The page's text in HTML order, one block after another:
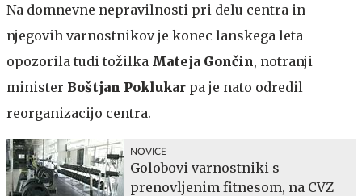
Na domnevne nepravilnosti pri delu centra in
njegovih varnostnikov je konec lanskega leta
opozorila tudi tožilka Mateja Gončin, notranji
minister Boštjan Poklukar pa je nato odredil
reorganizacijo centra.
NOVICE
Golobovi varnostniki s
prenovljenim fitnesom, na CVZ